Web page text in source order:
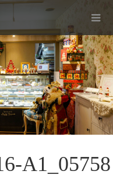
A1_05758